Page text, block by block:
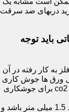
دربهای ضد سرقت
باید توجه
به کار رفته در آن
ورق ها جوش کاری
مناسبی داشته باشند و بهتر است از جوش co2 برای جوشکاری
ضخامت چهارچوب:ضخامت چهارچوب باید 1.5 میلی متر باشد و